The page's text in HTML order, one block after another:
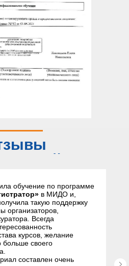
обучение по программе
в МИДО и,
такую поддержку
организаторов,
Всегда
курсов, желание
больше своего
составлен очень